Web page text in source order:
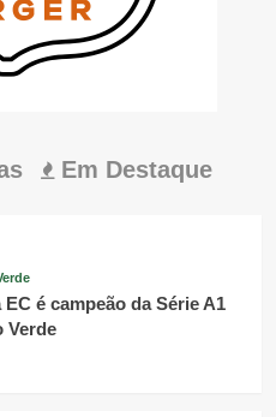
Em Destaque
EC é campeão da Série A1
Verde